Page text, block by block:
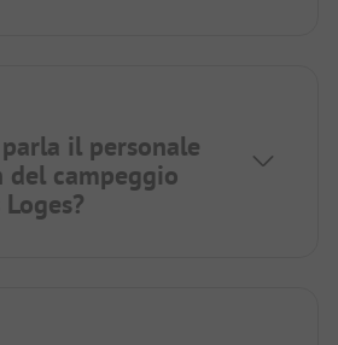
il personale
del campeggio